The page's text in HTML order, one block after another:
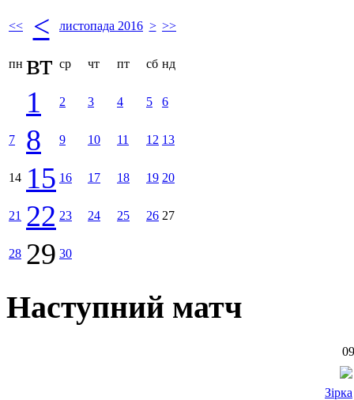
<< < листопада 2016 > >>
пн вт ср чт пт сб нд
1 2 3 4 5 6
7 8 9 10 11 12 13
14 15 16 17 18 19 20
21 22 23 24 25 26 27
28 29 30
Наступний матч
Зірка